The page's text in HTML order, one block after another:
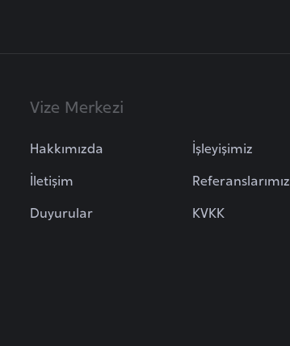
Vize Merkezi
Hakkımızda
İletişim
Duyurular
İşleyişimiz
Referanslarımız
KVKK